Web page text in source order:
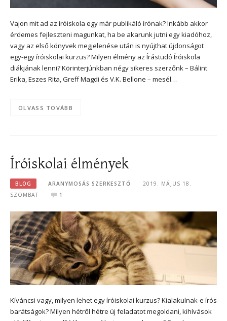
Vajon mit ad az íróiskola egy már publikáló írónak? Inkább akkor
érdemes fejleszteni magunkat, ha be akarunk jutni egy kiadóhoz,
vagy az első könyvek megjelenése után is nyújthat újdonságot
egy-egy íróiskolai kurzus? Milyen élmény az Írástudó Íróiskola
diákjának lenni? Körinterjúnkban négy sikeres szerzőnk – Bálint
Erika, Eszes Rita, Greff Magdi és V.K. Bellone – mesél…
OLVASS TOVÁBB
Íróiskolai élmények
BLOG ARANYMOSÁS SZERKESZTŐ
2019. MÁJUS 18.
SZOMBAT
1
Kíváncsi vagy, milyen lehet egy íróiskolai kurzus? Kialakulnak-e írós
barátságok? Milyen hétről hétre új feladatot megoldani, kihívások